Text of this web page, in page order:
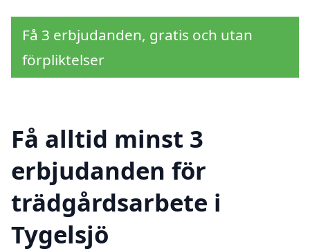
Få 3 erbjudanden, gratis och utan
förpliktelser
Få alltid minst 3
erbjudanden för
trädgårdsarbete i
Tygelsjö